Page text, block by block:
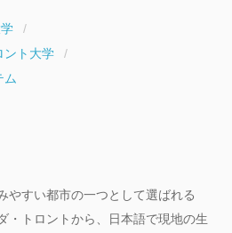
ント大学
ム
やすい都市の一つとして選ばれる
・トロントから、日本語で現地の生